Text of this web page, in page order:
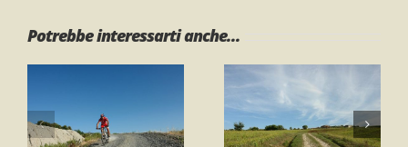
Potrebbe interessarti anche...
Percorso 1 –
Anello “Gli Orti”
Percorso 1 –
Anello
Gambassi